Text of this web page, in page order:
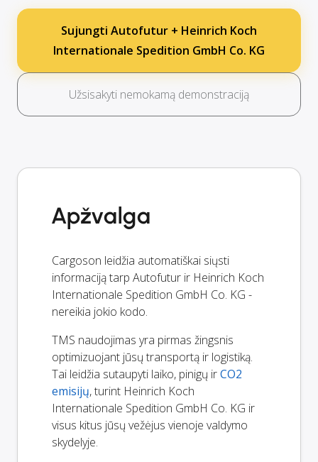
Sujungti Autofutur + Heinrich Koch
Internationale Spedition GmbH Co. KG
Užsisakyti nemokamą demonstraciją
Apžvalga
Cargoson leidžia automatiškai siųsti
informaciją tarp Autofutur ir Heinrich Koch
Internationale Spedition GmbH Co. KG -
nereikia jokio kodo.
TMS naudojimas yra pirmas žingsnis
optimizuojant jūsų transportą ir logistiką.
Tai leidžia sutaupyti laiko, pinigų irCO2
emisijų, turint Heinrich Koch
Internationale Spedition GmbH Co. KG ir
visus kitus jūsų vežėjus vienoje valdymo
skydelyje.